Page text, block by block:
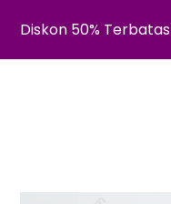
Diskon 50% Terbatas